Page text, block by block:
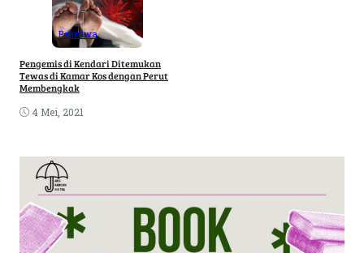
Peristiwa
Pengemis di Kendari Ditemukan
Tewas di Kamar Kos dengan Perut
Membengkak
4 Mei, 2021